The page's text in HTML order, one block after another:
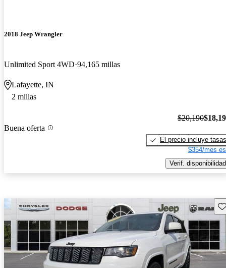
2018 Jeep Wrangler
Unlimited Sport 4WD 94,165 millas
Lafayette, IN
2 millas
Buena oferta
$20,190
El precio incluye tasas
$354/mes
Verif. disponibilidad